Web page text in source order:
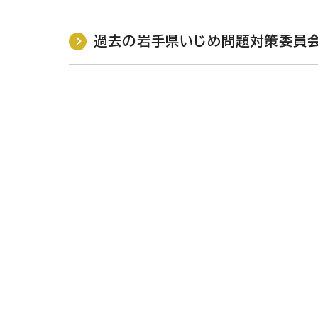
過去の岩手県いじめ問題対策委員